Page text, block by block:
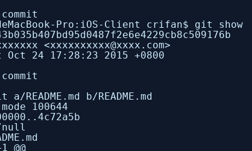
Pro:iOS-Client crifan$ git show
<xxxxxxxxxx@xxxx.com>
Oct 24 17:28:23 2015 +0800
a/README .md b/README .md
mode 100644
null
.md
@@